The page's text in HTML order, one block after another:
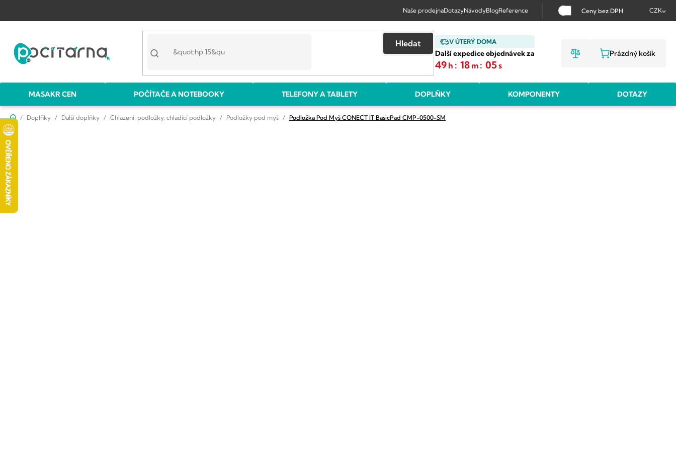
obsah
Naše prodejnaDotazyNávodyBlogReference Ceny bez DPH CZK
V ÚTERÝ DOMA
Další expedice objednávek za
49 h : 18 m : 05s
Hledat
NÁKUPNÍ
Prázdný košík
MASAKR CEN POČÍTAČE A NOTEBOOKY TELEFONY A TABLETY DOPLŇKY KOMPONENTY DOTAZY
DomůDoplňky Další doplňky Chlazení, podložky, chladící podložky Podložky pod myš Podložka Pod Myš CONECT IT BasicPad CMP-0500-SM